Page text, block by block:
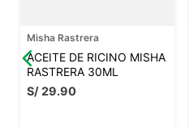
Misha Rastrera
ACEITE DE RICINO MISHA
RASTRERA 30ML
S/29.90